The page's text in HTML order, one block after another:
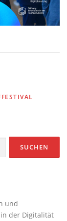
und
in der Digitalität